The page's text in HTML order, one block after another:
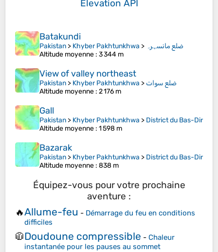
Elevation API
Batakundi
Pakistan > Khyber Pakhtunkhwa > ضلع مانسہرہ
Altitude moyenne : 3 344 m
View of valley northeast
Pakistan > Khyber Pakhtunkhwa > ضلع سوات
Altitude moyenne : 2 176 m
Gall
Pakistan > Khyber Pakhtunkhwa > District du Bas-Dir
Altitude moyenne : 1 598 m
Bazarak
Pakistan > Khyber Pakhtunkhwa > District du Bas-Dir
Altitude moyenne : 838 m
Équipez-vous pour votre prochaine
aventure :
🔥Allume-feu - Démarrage du feu en conditions
difficiles
🧥Doudoune compressible - Chaleur
instantanée pour les pauses au sommet